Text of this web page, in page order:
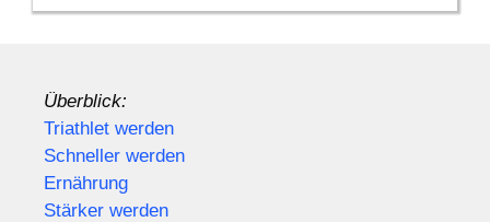
Überblick:
Triathlet werden
Schneller werden
Ernährung
Stärker werden